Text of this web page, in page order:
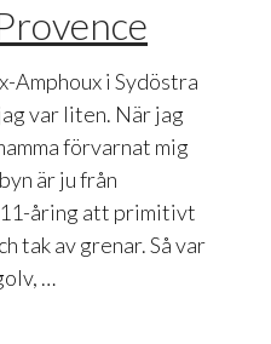
Amphoux i Sydöstra
var liten. När jag
förvarnat mig
är ju från
åring att primitivt
tak av grenar. Så var
…